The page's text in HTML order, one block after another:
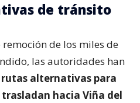
de tránsito
de los miles de
las autoridades han
rutas alternativas para
hacia Viña del